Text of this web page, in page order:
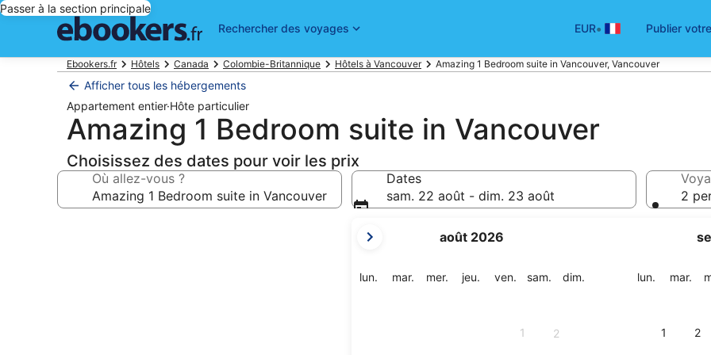
Passer à la section principale
Rechercher des voyages
EUR• Publier
Ebookers.fr Hôtels Canada Colombie-Britannique Hôtels à Vancouver Amazing 1 Bedroom suite in Vancouver, Vancouver
Afficher tous les hébergements
Appartement entier·Hôte particulier
Amazing 1 Bedroom suite in Vancouver
Choisissez des dates pour voir les prix
Où allez-vous ?
Dates
sam. 22 août - dim. 23 août
mois
sont
août 2026
lun. lundimar. mardi
mer. mercredi
jeu. jeudiven. vendredi
sam. samedi
dim.
1 2
lun. lundimar.
1 2
2